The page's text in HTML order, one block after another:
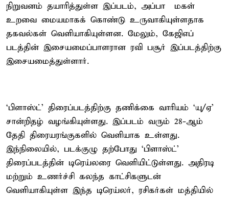
நிறுவனம் தயாரித்துள்ள இப்படம், அப்பா – மகள்
உறவை மையமாகக் கொண்டு உருவாகியுள்ளதாக
தகவல்கள் வெளியாகியுள்ளன. மேலும், கேஜிஎப்
படத்தின் இசையமைப்பாளரான ரவி பசூர் இப்படத்திற்கு
இசையமைத்துள்ளார்.
‘பிளாஸ்ட்’ திரைப்படத்திற்கு தணிக்கை வாரியம் ‘யு/ஏ’
சான்றிதழ் வழங்கியுள்ளது. இப்படம் வரும் 28-ஆம்
தேதி திரையரங்குகளில் வெளியாக உள்ளது.
இந்நிலையில், படக்குழு தற்போது ‘பிளாஸ்ட்’
திரைப்படத்தின் டிரெய்லரை வெளியிட்டுள்ளது. அதிரடி
மற்றும் உணர்ச்சி கலந்த காட்சிகளுடன்
வெளியாகியுள்ள இந்த டிரெய்லர், ரசிகர்கள் மத்தியில்